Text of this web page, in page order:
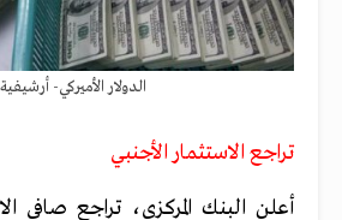
الدولار الأميركي- أرشيفية
تراجع الاستثمار الأجنبي
أعلن البنك المركزي، تراجع صافي